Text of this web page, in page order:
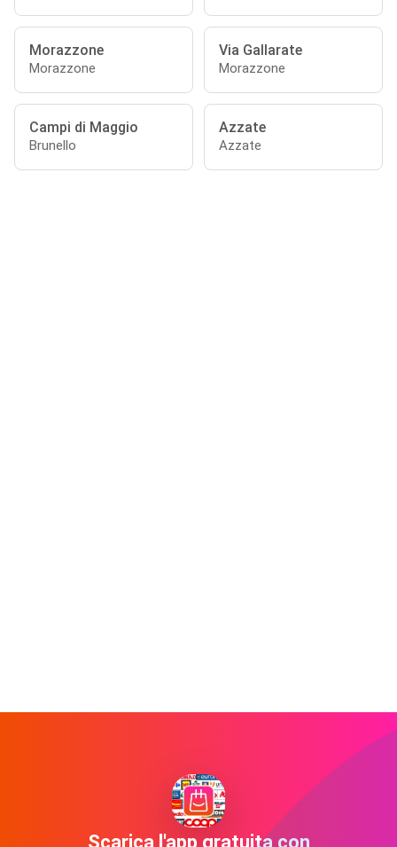
Morazzone
Morazzone
Via Gallarate
Morazzone
Campi di Maggio
Brunello
Azzate
Azzate
Scarica l'app gratuita con